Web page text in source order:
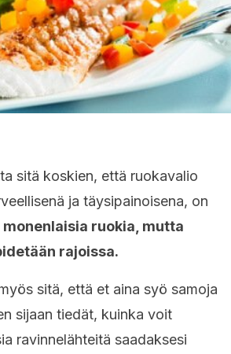
sitä koskien, että ruokavalio
ja täysipainoisena, on
ruokia, mutta
rajoissa.
sitä, että et aina syö samoja
sijaan tiedät, kuinka voit
ravinnelähteitä saadaksesi